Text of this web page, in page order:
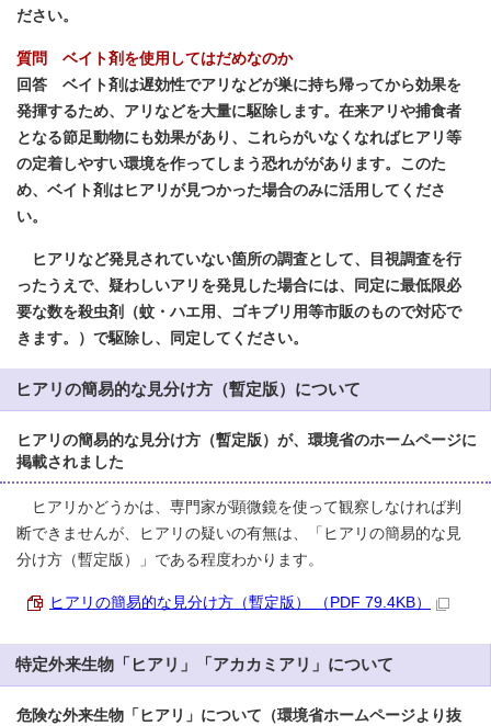
ださい。
質問 ベイト剤を使用してはだめなのか
回答 ベイト剤は遅効性でアリなどが巣に持ち帰ってから効果を
発揮するため、アリなどを大量に駆除します。在来アリや捕食者
となる節足動物にも効果があり、これらがいなくなればヒアリ等
の定着しやすい環境を作ってしまう恐れががあります。このた
め、ベイト剤はヒアリが見つかった場合のみに活用してくださ
い。
ヒアリなど発見されていない箇所の調査として、目視調査を行
ったうえで、疑わしいアリを発見した場合には、同定に最低限必
要な数を殺虫剤（蚊・ハエ用、ゴキブリ用等市販のもので対応で
きます。）で駆除し、同定してください。
ヒアリの簡易的な見分け方（暫定版）について
ヒアリの簡易的な見分け方（暫定版）が、環境省のホームページに
掲載されました
ヒアリかどうかは、専門家が顕微鏡を使って観察しなければ判
断できませんが、ヒアリの疑いの有無は、「ヒアリの簡易的な見
分け方（暫定版）」である程度わかります。
ヒアリの簡易的な見分け方（暫定版） （PDF 79.4KB）
特定外来生物「ヒアリ」「アカカミアリ」について
危険な外来生物「ヒアリ」について（環境省ホームページより抜